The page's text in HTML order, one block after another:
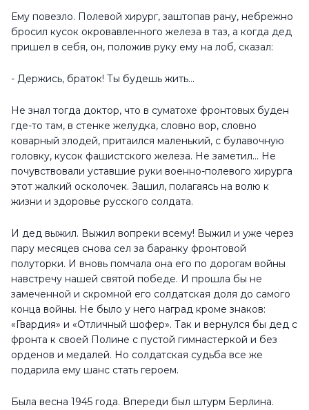
Ему повезло. Полевой хирург, заштопав рану, небрежно
бросил кусок окровавленного железа в таз, а когда дед
пришел в себя, он, положив руку ему на лоб, сказал:
- Держись, браток! Ты будешь жить…
Не знал тогда доктор, что в суматохе фронтовых буден
где-то там, в стенке желудка, словно вор, словно
коварный злодей, притаился маленький, с булавочную
головку, кусок фашистского железа. Не заметил... Не
почувствовали уставшие руки военно-полевого хирурга
этот жалкий осколочек. Зашил, полагаясь на волю к
жизни и здоровье русского солдата.
И дед выжил. Выжил вопреки всему! Выжил и уже через
пару месяцев снова сел за баранку фронтовой
полуторки. И вновь помчала она его по дорогам войны
навстречу нашей святой победе. И прошла бы не
замеченной и скромной его солдатская доля до самого
конца войны. Не было у него наград кроме знаков:
«Гвардия» и «Отличный шофер». Так и вернулся бы дед с
фронта к своей Полине с пустой гимнастеркой и без
орденов и медалей. Но солдатская судьба все же
подарила ему шанс стать героем.
Была весна 1945 года. Впереди был штурм Берлина.